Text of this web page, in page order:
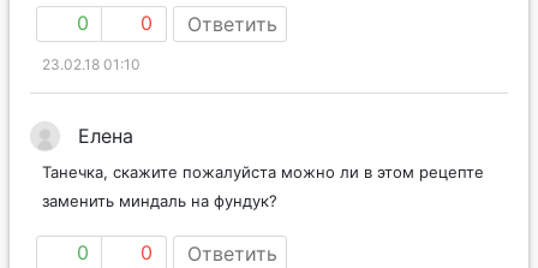
0 0 Ответить
23.02.18 01:10
Елена
Танечка, скажите пожалуйста можно ли в этом рецепте
заменить миндаль на фундук?
0 0 Ответить